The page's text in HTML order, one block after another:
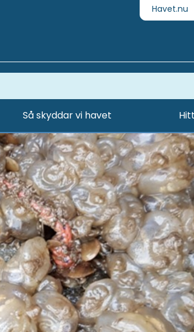
Havet.nu
Så skyddar vi havet